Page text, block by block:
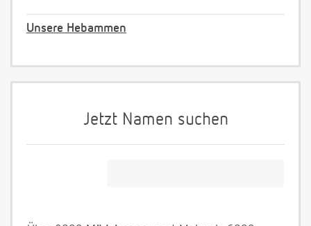
Unsere Hebammen
Jetzt Namen suchen